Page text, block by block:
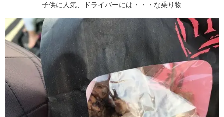
子供に人気、ドライバーには・・・な乗り物